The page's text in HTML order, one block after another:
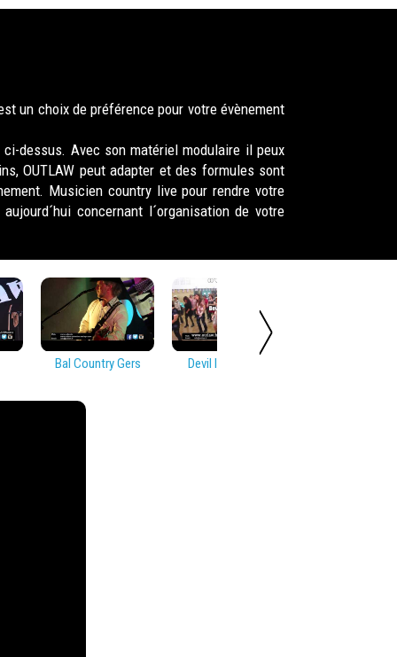
un choix de préférence pour votre évènement
dessus. Avec son matériel modulaire il peux
OUTLAW peut adapter et des formules sont
Musicien country live pour rendre votre
concernant l´organisation de votre
Bal Country Gers Devil In Disguise